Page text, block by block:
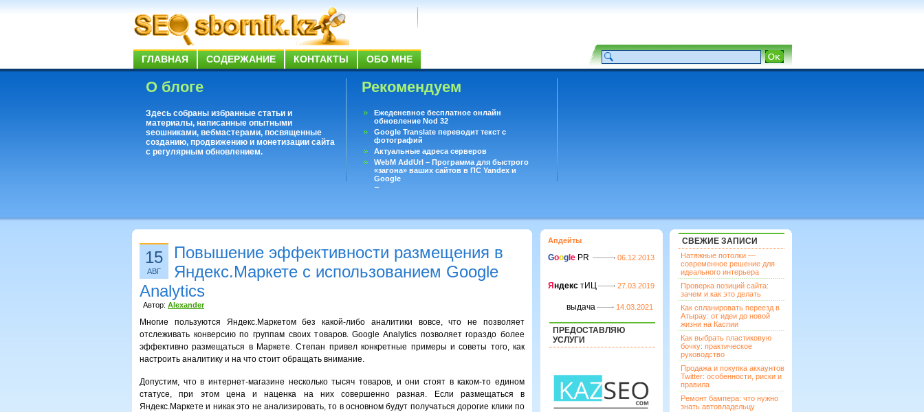
ГЛАВНАЯ СОДЕРЖАНИЕ КОНТАКТЫ ОБО МНЕ
О блоге
Здесь собраны избранные статьи и
материалы, написанные опытными
seoшниками, вебмастерами, посвященные
созданию, продвижению и монетизации сайта
с регулярным обновлением.
Рекомендуем
Ежеденевное бесплатное онлайн
обновление Nod 32
Google Translate переводит текст с
фотографий
Актуальные адреса серверов
WebM AddUrl – Программа для быстрого
«загона» ваших сайтов в ПС Yandex и
Google
Существует вопросы, на которые не может
15
АВГ
Повышение эффективности размещения в
Яндекс.Маркете с использованием Google
Analytics
Автор: Alexander
Многие пользуются Яндекс.Маркетом без какой-либо аналитики вовсе, что не позволяет
отслеживать конверсию по группам своих товаров. Google Analytics позволяет гораздо более
эффективно размещаться в Маркете. Степан привел конкретные примеры и советы того, как
настроить аналитику и на что стоит обращать внимание.
Допустим, что в интернет-магазине несколько тысяч товаров, и они стоят в каком-то едином
статусе, при этом цена и наценка на них совершенно разная. Если размещаться в
Яндекс.Маркете и никак это не анализировать, то в основном будут получаться дорогие клики по
Апдейты
Goog le PR 06.12.2013
Я ндекс тИЦ 27.03.2019
выдача 14.03.2021
ПРЕДОСТАВЛЯЮ
УСЛУГИ
СВЕЖИЕ ЗАПИСИ
Натяжные потолки —
современное решение для
идеального интерьера
Проверка позиций сайта:
зачем и как это делать
Как спланировать переезд в
Атырау: от идеи до новой
жизни на Каспии
Как выбрать пластиковую
бочку: практическое
руководство
Продажа и покупка аккаунтов
Twitter: особенности, риски и
правила
Ремонт бампера: что нужно
знать автовладельцу